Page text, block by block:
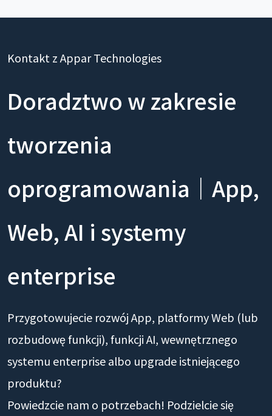
Kontakt z Appar Technologies
Doradztwo w zakresie
tworzenia
oprogramowania｜App,
Web, AI i systemy
enterprise
Przygotowujecie rozwój App, platformy Web (lub
rozbudowę funkcji), funkcji AI, wewnętrznego
systemu enterprise albo upgrade istniejącego
produktu?
Powiedzcie nam o potrzebach! Podzielcie się